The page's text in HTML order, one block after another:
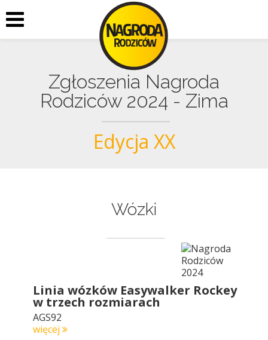
Zgłoszenia Nagroda
Rodziców 2024 - Zima
Edycja XX
Wózki
Linia wózków Easywalker Rockey
w trzech rozmiarach
AGS92
więcej